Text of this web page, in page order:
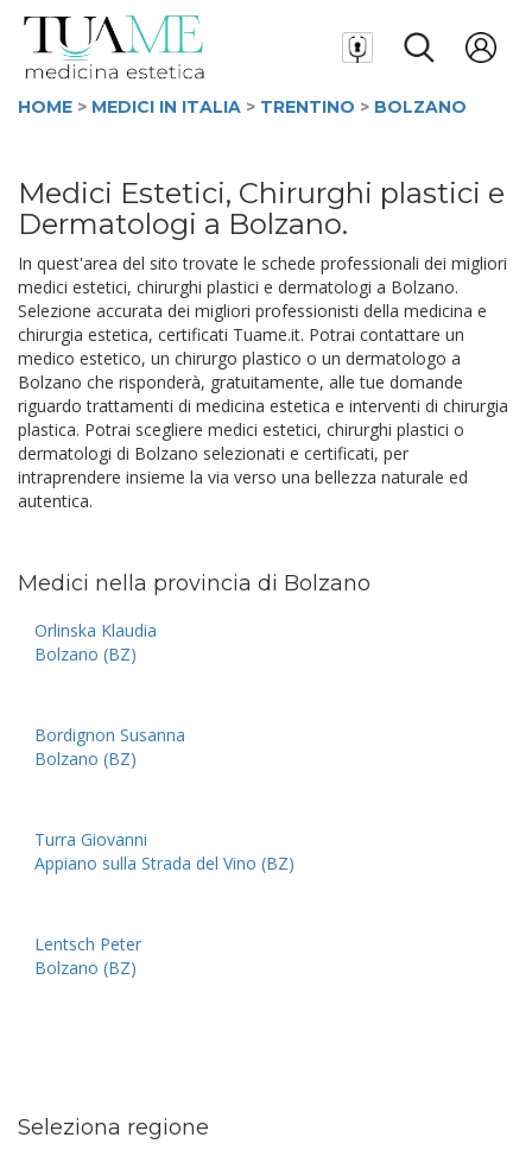
HOME > MEDICI IN ITALIA > TRENTINO > BOLZANO
Medici Estetici, Chirurghi plastici e
Dermatologi a Bolzano.
In quest'area del sito trovate le schede professionali dei migliori
medici estetici, chirurghi plastici e dermatologi a Bolzano.
Selezione accurata dei migliori professionisti della medicina e
chirurgia estetica, certificati Tuame.it. Potrai contattare un
medico estetico, un chirurgo plastico o un dermatologo a
Bolzano che risponderà, gratuitamente, alle tue domande
riguardo trattamenti di medicina estetica e interventi di chirurgia
plastica. Potrai scegliere medici estetici, chirurghi plastici o
dermatologi di Bolzano selezionati e certificati, per
intraprendere insieme la via verso una bellezza naturale ed
autentica.
Medici nella provincia di Bolzano
Orlinska Klaudia
Bolzano (BZ)
Bordignon Susanna
Bolzano (BZ)
Turra Giovanni
Appiano sulla Strada del Vino (BZ)
Lentsch Peter
Bolzano (BZ)
Seleziona regione